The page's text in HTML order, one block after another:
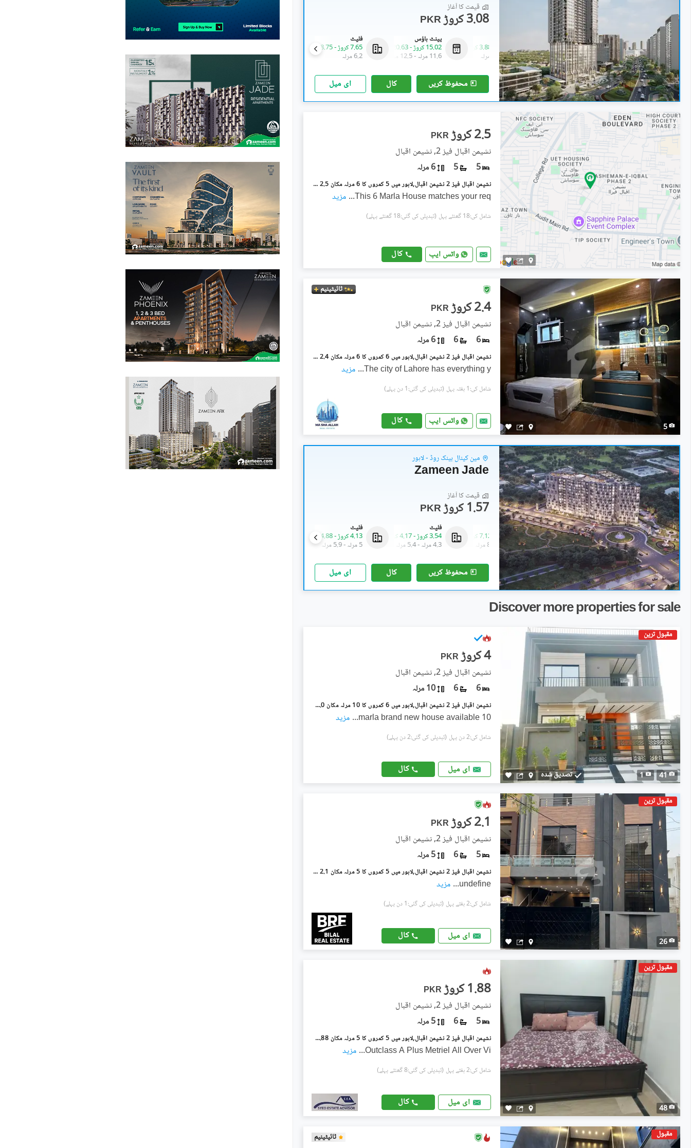
قیمت کا آغاز
PKR 3.08 کروڑ
پینٹ ہاؤس
11.6 مرلہ
-12.5 مرلہ
فلیٹ
2 مرلہ
-2.5 مرلہ
فلیٹ
7.65 کروڑ
-8.75 کروڑ
6.2 مرلہ
پینٹ ہاؤس
15.02 کروڑ
-20.63 کروڑ
11.6 مرلہ
-12.5 مرلہ
3.08 کروڑ
3.88 کروڑ
2 مرلہ
-2.5 مرلہ
محفوظ کریں کال ای میل
PKR 2.5 کروڑ
نشیمنِ اقبال فیز 2, نشیمنِ اقبال
5
5 6 مرلہ
نشیمنِ اقبال فیز 2 نشیمنِ اقبال,لاہور میں 5 کمروں کا 6 مرلہ مکان 2.5 کروڑ میں برائے فروخت۔
This 6 Marla House matches your req
... مزید
شامل کی:18 گھنٹے پہل (تبدیلی کی گئی:18 گھنٹے پہلے)
واٹس ایپ کال
5
ٹائیٹینیم
PKR 2.4 کروڑ
نشیمنِ اقبال فیز 2, نشیمنِ اقبال
6
6 6 مرلہ
نشیمنِ اقبال فیز 2 نشیمنِ اقبال,لاہور میں 6 کمروں کا 6 مرلہ مکان 2.4 کروڑ میں برائے فروخت۔
The city of Lahore has everything y
... مزید
شامل کی:1 ہفتہ پہل (تبدیلی کی گئی:1 دن پہلے)
واٹس ایپ کال
مین کینال بینک روڈ - لاہور
Zameen Jade
قیمت کا آغاز
PKR 1.57 کروڑ
فلیٹ
4.13 کروڑ
-4.88 کروڑ
5 مرلہ
-5.9 مرلہ
فلیٹ
3.54 کروڑ
-4.17 کروڑ
4.3 مرلہ
-5.4 مرلہ
فلیٹ
5.27 کروڑ
7.12 کروڑ
6.4 مرلہ
- 8.5 مرلہ
محفوظ کریں کال ای میل
Discover more properties for sale
مقبول ترین
41
1 تصدیق شدہ
PKR 4 کروڑ
نشیمنِ اقبال فیز 2, نشیمنِ اقبال
6
6 10 مرلہ
نشیمنِ اقبال فیز 2 نشیمنِ اقبال,لاہور میں 6 کمروں کا 10 مرلہ مکان 4.0 کروڑ میں برائے فروخت۔
10 marla brand new house available
... مزید
شامل کی:2 دن پہل (تبدیلی کی گئی:2 دن پہلے)
ای میل کال
مقبول ترین
26
PKR 2.1 کروڑ
نشیمنِ اقبال فیز 2, نشیمنِ اقبال
5
6 5 مرلہ
نشیمنِ اقبال فیز 2 نشیمنِ اقبال,لاہور میں 5 کمروں کا 5 مرلہ مکان 2.1 کروڑ میں برائے فروخت۔
undefine
... مزید
شامل کی:2 ہفتے پہل (تبدیلی کی گئی:1 دن پہلے)
ای میل کال
مقبول ترین
48
PKR 1.88 کروڑ
نشیمنِ اقبال فیز 2, نشیمنِ اقبال
5
6 5 مرلہ
نشیمنِ اقبال فیز 2 نشیمنِ اقبال,لاہور میں 5 کمروں کا 5 مرلہ مکان 1.88 کروڑ میں برائے فروخت۔
Outclass A Plus Metriel All Over Vi
... مزید
شامل کی:2 ہفتے پہل (تبدیلی کی گئی:8 گھنٹے پہلے)
ای میل کال
مقبول ٹائیٹینیم